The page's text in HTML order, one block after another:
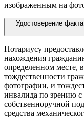
изображенным на
Удостоверение
Нотариусу
нахождения
определенном месте,
тождественности
фотографии, и
инвалида по зрению
собственноручной
средства